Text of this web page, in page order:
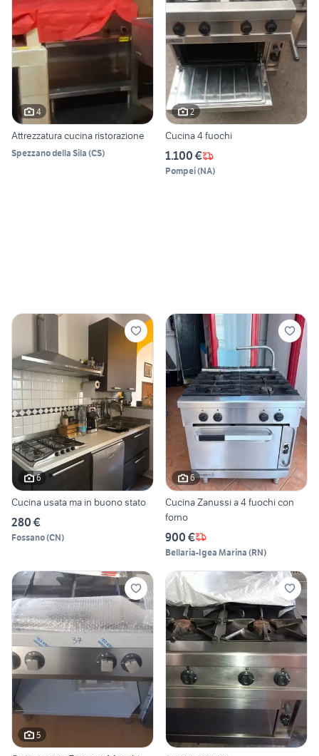
4
Attrezzatura cucina ristorazione
Spezzano della Sila (CS)
2
Cucina 4 fuochi
1.100 €
Pompei(NA)
6
Cucina usata ma in buono stato
280 €
Fossano(CN)
6
Cucina Zanussi a 4 fuochi con
forno
900 €
Bellaria-Igea Marina (RN)
5